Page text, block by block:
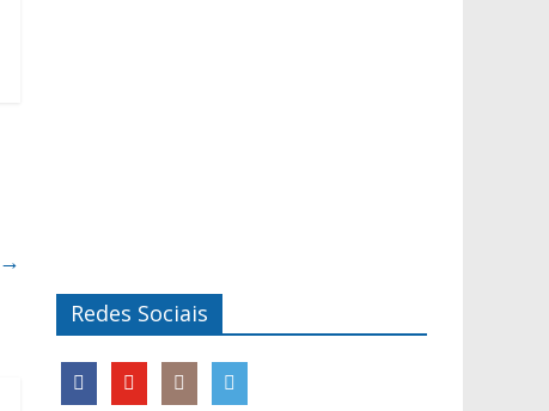
→
Redes Sociais